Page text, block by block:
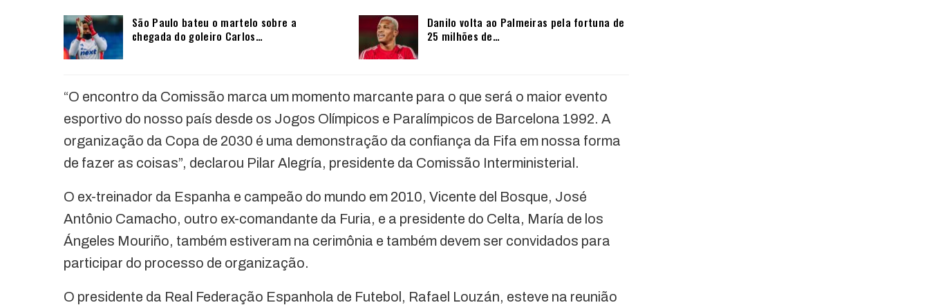
São Paulo bateu o martelo sobre a
chegada do goleiro Carlos…
Danilo volta ao Palmeiras pela fortuna de
25 milhões de…
“O encontro da Comissão marca um momento marcante para o que será o maior evento
esportivo do nosso país desde os Jogos Olímpicos e Paralímpicos de Barcelona 1992. A
organização da Copa de 2030 é uma demonstração da confiança da Fifa em nossa forma
de fazer as coisas”, declarou Pilar Alegría, presidente da Comissão Interministerial.
O ex-treinador da Espanha e campeão do mundo em 2010, Vicente del Bosque, José
Antônio Camacho, outro ex-comandante da Furia, e a presidente do Celta, María de los
Ángeles Mouriño, também estiveram na cerimônia e também devem ser convidados para
participar do processo de organização.
O presidente da Real Federação Espanhola de Futebol, Rafael Louzán, esteve na reunião